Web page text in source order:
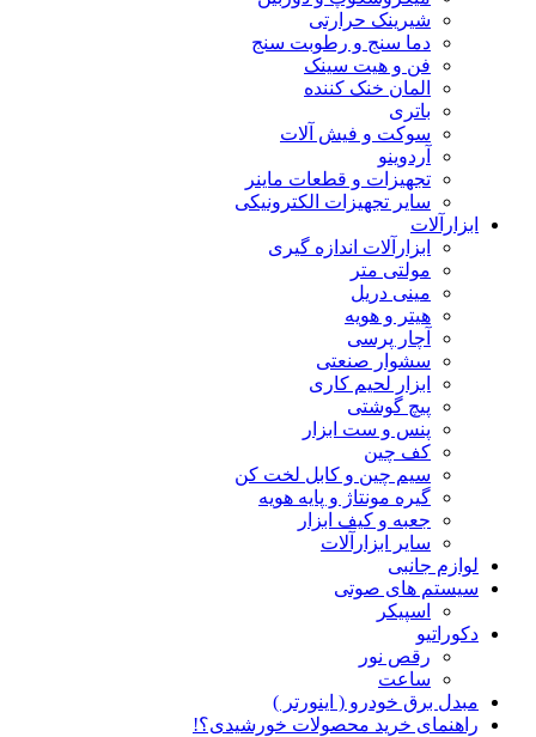
شیرینک حرارتی
دما سنج و رطوبت سنج
فن و هیت سینک
المان خنک کننده
باتری
سوکت و فیش آلات
آردوینو
تجهیزات و قطعات ماینر
سایر تجهیزات الکترونیکی
ابزارآلات
ابزارآلات اندازه گیری
مولتی متر
مینی دریل
هیتر و هویه
آچار پرسی
سشوار صنعتی
ابزار لحیم کاری
پیچ گوشتی
پنس و ست ابزار
کف چین
سیم چین و کابل لخت کن
گیره مونتاژ و پایه هویه
جعبه و کیف ابزار
سایر ابزارآلات
لوازم جانبی
سیستم های صوتی
اسپیکر
دکوراتیو
رقص نور
ساعت
مبدل برق خودرو ( اینورتر )
راهنمای خرید محصولات خورشیدی؟!